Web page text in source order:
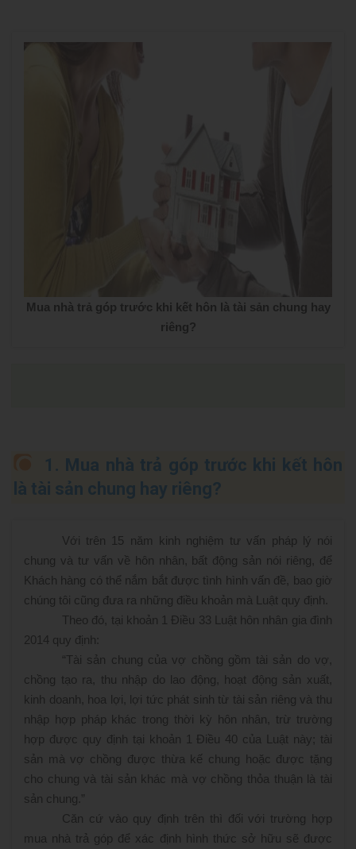
Mua nhà trả góp trước khi kết hôn là tài sản chung hay
riêng?
1. Mua nhà trả góp trước khi kết hôn
là tài sản chung hay riêng?
Với trên 15 năm kinh nghiệm tư vấn pháp lý nói
chung và tư vấn về hôn nhân, bất động sản nói riêng, để
Khách hàng có thể nắm bắt được tình hình vấn đề, bao giờ
chúng tôi cũng đưa ra những điều khoản mà Luật quy định.
Theo đó, tại khoản 1 Điều 33 Luật hôn nhân gia đình
2014 quy định:
“Tài sản chung của vợ chồng gồm tài sản do vợ,
chồng tạo ra, thu nhập do lao động, hoạt động sản xuất,
kinh doanh, hoa lợi, lợi tức phát sinh từ tài sản riêng và thu
nhập hợp pháp khác trong thời kỳ hôn nhân, trừ trường
hợp được quy định tại khoản 1 Điều 40 của Luật này; tài
sản mà vợ chồng được thừa kế chung hoặc được tặng
cho chung và tài sản khác mà vợ chồng thỏa thuận là tài
sản chung.”
Căn cứ vào quy định trên thì đối với trường hợp
mua nhà trả góp để xác định hình thức sở hữu sẽ được